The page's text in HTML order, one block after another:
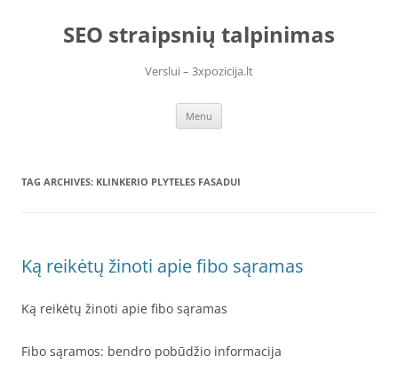
contentSEO straipsnių talpinimas
Verslui – 3xpozicija.lt
Menu
TAG ARCHIVES: KLINKERIO PLYTELES FASADUI
Ką reikėtų žinoti apie fibo sąramas
Ką reikėtų žinoti apie fibo sąramas
Fibo sąramos: bendro pobūdžio informacija